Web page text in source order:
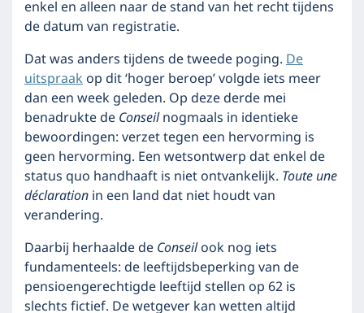
enkel en alleen naar de stand van het recht tijdens
de datum van registratie.
Dat was anders tijdens de tweede poging.De
uitspraakop dit ‘hoger beroep’ volgde iets meer
dan een week geleden. Op deze derde mei
benadrukte deConseilnogmaals in identieke
bewoordingen: verzet tegen een hervorming is
geen hervorming. Een wetsontwerp dat enkel de
status quo handhaaft is niet ontvankelijk. Toute une
déclarationin een land dat niet houdt van
verandering.
Daarbij herhaalde deConseilook nog iets
fundamenteels: de leeftijdsbeperking van de
pensioengerechtigde leeftijd stellen op 62 is
slechts fictief. De wetgever kan wetten altijd